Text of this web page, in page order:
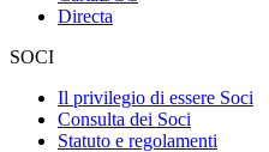
Directa
SOCI
Il privilegio di essere Soci
Consulta dei Soci
Statuto e regolamenti